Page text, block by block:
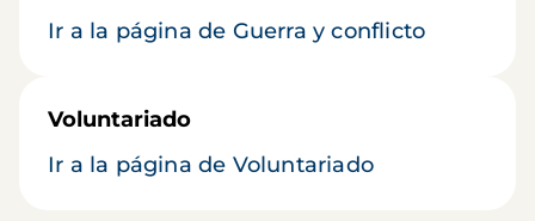
Ir a la página de Guerra y conflicto
Voluntariado
Ir a la página de Voluntariado